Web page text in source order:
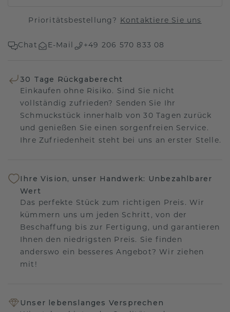
Prioritätsbestellung? Kontaktiere Sie uns
Chat E-Mail +49 206 570 833 08
30 Tage Rückgaberecht
Einkaufen ohne Risiko. Sind Sie nicht
vollständig zufrieden? Senden Sie Ihr
Schmuckstück innerhalb von 30 Tagen zurück
und genießen Sie einen sorgenfreien Service.
Ihre Zufriedenheit steht bei uns an erster Stelle.
Ihre Vision, unser Handwerk: Unbezahlbarer
Wert
Das perfekte Stück zum richtigen Preis. Wir
kümmern uns um jeden Schritt, von der
Beschaffung bis zur Fertigung, und garantieren
Ihnen den niedrigsten Preis. Sie finden
anderswo ein besseres Angebot? Wir ziehen
mit!
Unser lebenslanges Versprechen